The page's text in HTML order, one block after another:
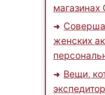
женских
Вещи,